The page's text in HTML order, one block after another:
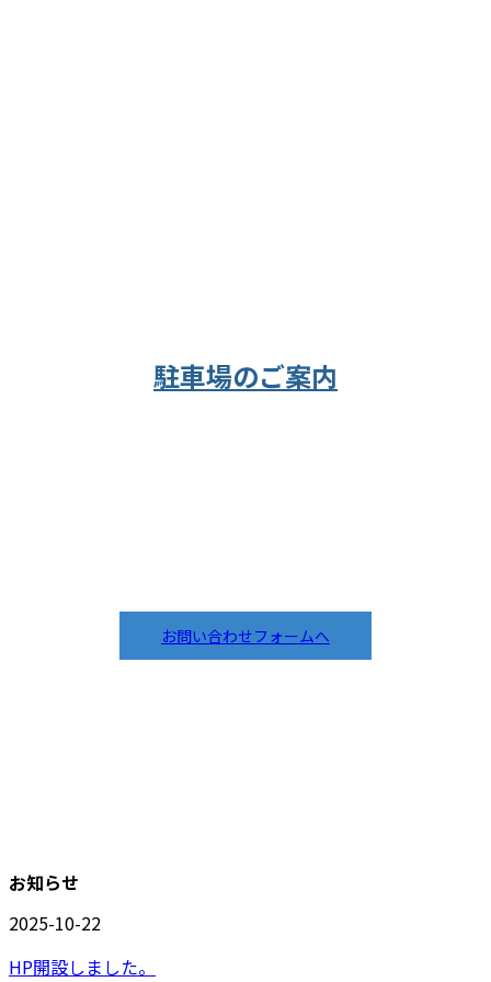
駐車場のご案内
お問い合わせフォームへ
お知らせ
2025-10-22
HP開設しました。